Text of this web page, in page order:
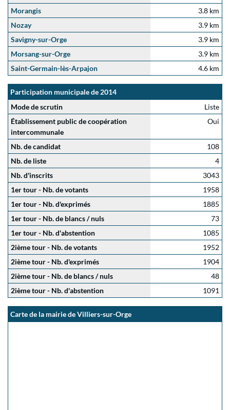
Morangis
3.8 km
Nozay
3.9 km
Savigny-sur-Orge
3.9 km
Morsang-sur-Orge
3.9 km
Saint-Germain-lès-Arpajon
4.6 km
Participation municipale de 2014
Mode de scrutin
Liste
Établissement public de coopération
intercommunale
Oui
Nb. de candidat
108
Nb. de liste
4
Nb. d'inscrits
3043
1er tour - Nb. de votants
1958
1er tour - Nb. d'exprimés
1885
1er tour - Nb. de blancs / nuls
73
1er tour - Nb. d'abstention
1085
2ième tour - Nb. de votants
1952
2ième tour - Nb. d'exprimés
1904
2ième tour - Nb. de blancs / nuls
48
2ième tour - Nb. d'abstention
1091
Carte de la mairie de Villiers-sur-Orge